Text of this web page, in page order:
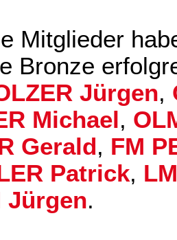
Mitglieder
Bronze
Jürgen,
Michael,
Gerald, FM
Patrick,
Jürgen.